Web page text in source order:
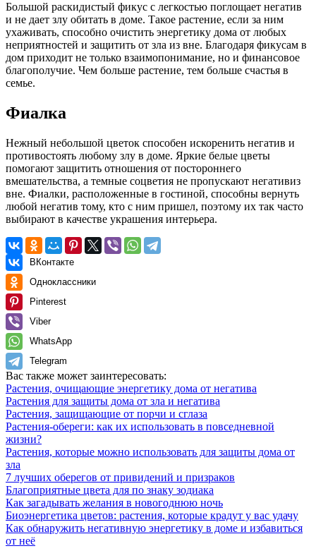
Большой раскидистый фикус с легкостью поглощает негатив
и не дает злу обитать в доме. Такое растение, если за ним
ухаживать, способно очистить энергетику дома от любых
неприятностей и защитить от зла из вне. Благодаря фикусам в
дом приходит не только взаимопонимание, но и финансовое
благополучие. Чем больше растение, тем больше счастья в
семье.
Фиалка
Нежный небольшой цветок способен искоренить негатив и
противостоять любому злу в доме. Яркие белые цветы
помогают защитить отношения от постороннего
вмешательства, а темные соцветия не пропускают негативиз
вне. Фиалки, расположенные в гостиной, способны вернуть
любой негатив тому, кто с ним пришел, поэтому их так часто
выбирают в качестве украшения интерьера.
ВКонтакте
Одноклассники
Pinterest
Viber
WhatsApp
Telegram
Вас также может заинтересовать:
Растения, очищающие энергетику дома от негатива
Растения для защиты дома от зла и негатива
Растения, защищающие от порчи и сглаза
Растения-обереги: как их использовать в повседневной
жизни?
Растения, которые можно использовать для защиты дома от
зла
7 лучших оберегов от привидений и призраков
Благоприятные цвета для по знаку зодиака
Как загадывать желания в новогоднюю ночь
Биоэнергетика цветов: растения, которые крадут у вас удачу
Как обнаружить негативную энергетику в доме и избавиться
от неё